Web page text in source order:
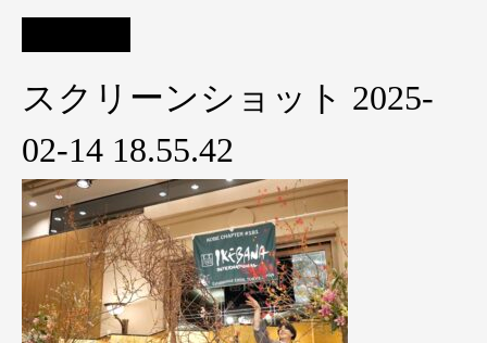
スクリーンショット 2025-
02-14 18.55.42